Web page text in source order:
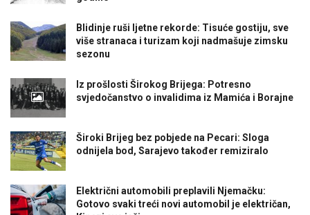
Blidinje ruši ljetne rekorde: Tisuće gostiju, sve
više stranaca i turizam koji nadmašuje zimsku
sezonu
Iz prošlosti Širokog Brijega: Potresno
svjedočanstvo o invalidima iz Mamića i Borajne
Široki Brijeg bez pobjede na Pecari: Sloga
odnijela bod, Sarajevo također remiziralo
Električni automobili preplavili Njemačku:
Gotovo svaki treći novi automobil je električan,